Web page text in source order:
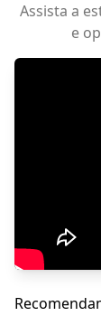
Assista a
e